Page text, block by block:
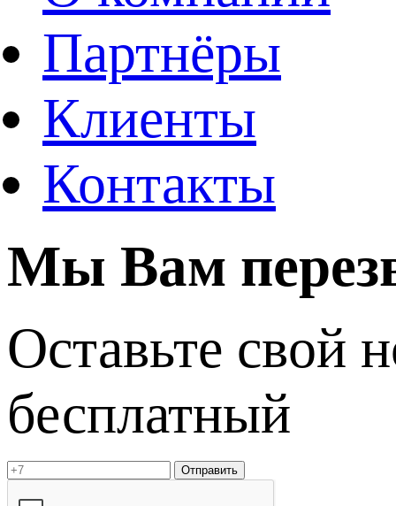
Партнёры
Клиенты
Контакты
Мы Вам
Оставьте свой
бесплатный
Отправить